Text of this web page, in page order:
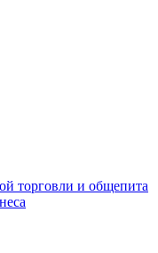
торговли и общепита